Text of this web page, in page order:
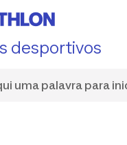
desportivos